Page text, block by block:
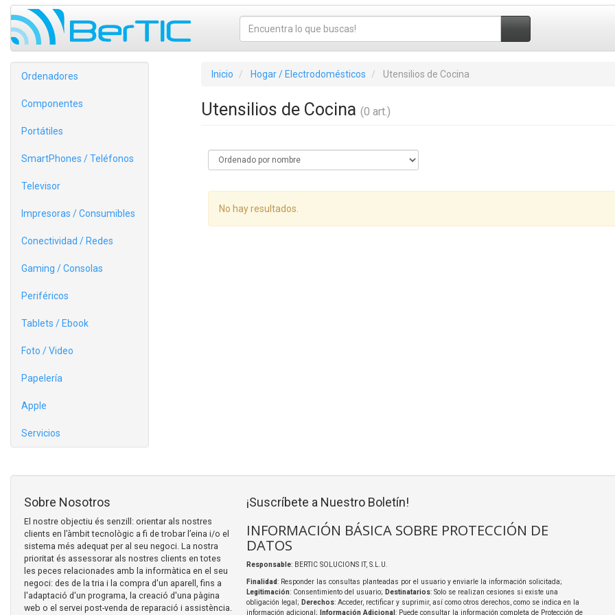
Ordenadores
Componentes
Portátiles
SmartPhones / Teléfonos
Televisor
Impresoras / Consumibles
Conectividad / Redes
Gaming / Consolas
Periféricos
Tablets / Ebook
Foto / Video
Papelería
Apple
Servicios
Inicio Hogar / Electrodomésticos Utensilios de Cocina
Utensilios de Cocina (0 art.)
No hay resultados.
Sobre Nosotros
El nostre objectiu és senzill: orientar als nostres
clients en l’àmbit tecnològic a fi de trobar l’eina i/o el
sistema més adequat per al seu negoci. La nostra
prioritat és assessorar als nostres clients en totes
les peces relacionades amb la informàtica en el seu
negoci: des de la tria i la compra d'un aparell, fins a
l'adaptació d'un programa, la creació d'una pàgina
web o el servei post-venda de reparació i assistència.
¡Suscríbete a Nuestro Boletín!
INFORMACIÓN BÁSICA SOBRE PROTECCIÓN DE
DATOS
Responsable: BERTIC SOLUCIONS IT, S.L.U.
Finalidad: Responder las consultas planteadas por el usuario y enviarle la información solicitada;
Legitimación: Consentimiento del usuario; Destinatarios: Solo se realizan cesiones si existe una
obligación legal; Derechos: Acceder, rectificar y suprimir, así como otros derechos, como se indica en la
información adicional;
Información Adicional : Puede consultar la información completa de Protección de